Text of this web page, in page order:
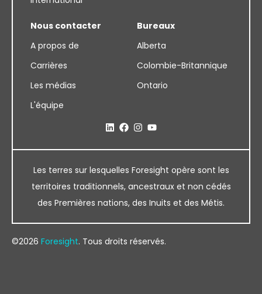
Nous contacter
A propos de
Carrières
Les médias
L'équipe
Bureaux
Alberta
Colombie-Britannique
Ontario
Les terres sur lesquelles Foresight opère sont les
territoires traditionnels, ancestraux et non cédés
des Premières nations, des Inuits et des Métis.
©2026 Foresight. Tous droits réservés.